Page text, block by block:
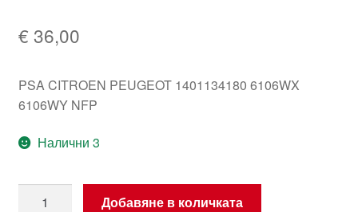
€ 36,00
PSA CITROEN PEUGEOT 1401134180 6106WX
6106WY NFP
Налични 3
Добавяне в количката